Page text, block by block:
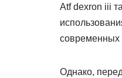
Atf dexron iii
современных
Однако,